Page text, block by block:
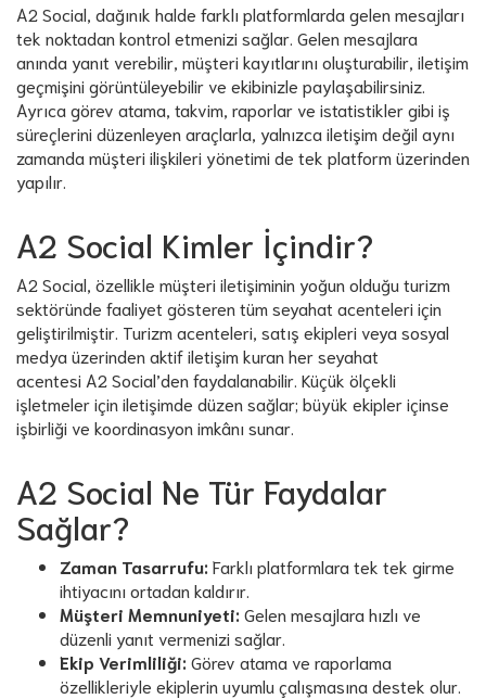
A2 Social, dağınık halde farklı platformlarda gelen mesajları
tek noktadan kontrol etmenizi sağlar. Gelen mesajlara
anında yanıt verebilir, müşteri kayıtlarını oluşturabilir, iletişim
geçmişini görüntüleyebilir ve ekibinizle paylaşabilirsiniz.
Ayrıca görev atama, takvim, raporlar ve istatistikler gibi iş
süreçlerini düzenleyen araçlarla, yalnızca iletişim değil aynı
zamanda müşteri ilişkileri yönetimi de tek platform üzerinden
yapılır.
A2 Social Kimler İçindir?
A2 Social, özellikle müşteri iletişiminin yoğun olduğu turizm
sektöründe faaliyet gösteren tüm seyahat acenteleri için
geliştirilmiştir. Turizm acenteleri, satış ekipleri veya sosyal
medya üzerinden aktif iletişim kuran her seyahat
acentesi A2 Social’den faydalanabilir. Küçük ölçekli
işletmeler için iletişimde düzen sağlar; büyük ekipler içinse
işbirliği ve koordinasyon imkânı sunar.
A2 Social Ne Tür Faydalar
Sağlar?
Zaman Tasarrufu: Farklı platformlara tek tek girme
ihtiyacını ortadan kaldırır.
Müşteri Memnuniyeti: Gelen mesajlara hızlı ve
düzenli yanıt vermenizi sağlar.
Ekip Verimliliği: Görev atama ve raporlama
özellikleriyle ekiplerin uyumlu çalışmasına destek olur.